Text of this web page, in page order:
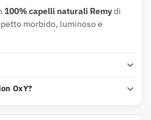
100% capelli naturali Remydi
morbido, luminoso e
OxY?